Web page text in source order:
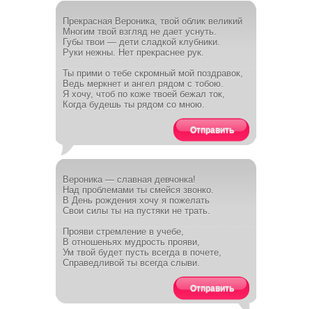
Прекрасная Вероника, твой облик великий
Многим твой взгляд не дает уснуть.
Губы твои — дети сладкой клубники.
Руки нежны. Нет прекраснее рук.
Ты прими о тебе скромный мой поздравок,
Ведь меркнет и ангел рядом с тобою.
Я хочу, чтоб по коже твоей бежал ток,
Когда будешь ты рядом со мною.
Отправить
Вероника — славная девчонка!
Над проблемами ты смейся звонко.
В День рождения хочу я пожелать
Свои силы ты на пустяки не трать.
Прояви стремление в учебе,
В отношеньях мудрость прояви,
Ум твой будет пусть всегда в почете,
Справедливой ты всегда слыви.
Отправить